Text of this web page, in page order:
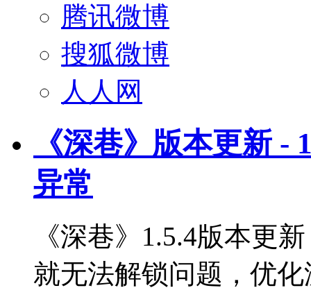
腾讯微博
搜狐微博
人人网
《深巷》版本更新 -
异常
《深巷》1.5.4版本更
就无法解锁问题，优